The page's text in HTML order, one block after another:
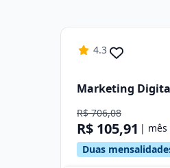
4.3
Marketing
R$ 706,08
R$ 105,91 | mês
Duas